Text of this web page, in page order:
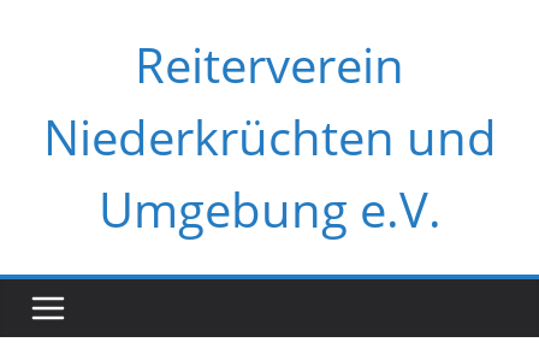
Reiterverein
Niederkrüchten und
Umgebung e.V.